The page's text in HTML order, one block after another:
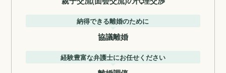
納得できる離婚のために
協議離婚
経験豊富な弁護士にお任せください